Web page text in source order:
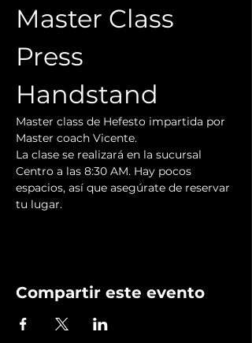
Master Class
Press
Handstand
Master class de Hefesto impartida por
Master coach Vicente.
La clase se realizará en la sucursal
Centro a las 8:30 AM. Hay pocos
espacios, así que asegúrate de reservar
tu lugar.
Compartir este evento